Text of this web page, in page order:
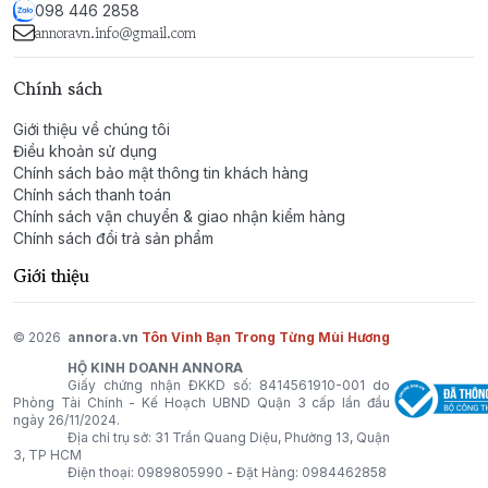
098 446 2858
annoravn.info@gmail.com
Chính sách
Giới thiệu về chúng tôi
Điều khoản sử dụng
Chính sách bảo mật thông tin khách hàng
Chính sách thanh toán
Chính sách vận chuyển & giao nhận kiểm hàng
Chính sách đổi trả sản phẩm
Giới thiệu
© 2026 annora.vn Tôn Vinh Bạn Trong Từng Mùi Hương
HỘ KINH DOANH ANNORA
Giấy chứng nhận ĐKKD số: 8414561910-001 do
Phòng Tài Chính - Kế Hoạch UBND Quận 3 cấp lần đầu
ngày 26/11/2024.
Địa chỉ trụ sở: 31 Trần Quang Diệu, Phường 13, Quận
3, TP HCM
Điện thoại: 0989805990 - Đặt Hàng: 0984462858